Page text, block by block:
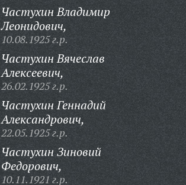
Частухин Владимир
Леонидович,
10.08.1925 г.р.
Частухин Вячеслав
Алексеевич,
26.02.1925 г.р.
Частухин Геннадий
Александрович,
22.05.1925 г.р.
Частухин Зиновий
Федорович,
10.11.1921 г.р.